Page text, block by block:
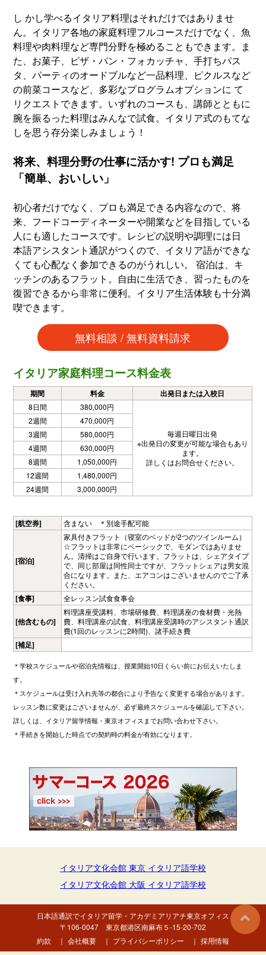
し かし学べるイタリア料理はそれだけではありませ
ん。イタリア各地の家庭料理フルコースだけでなく、魚
料理や肉料理など専門分野を極めることもできます。ま
た、お菓子、ピザ・パン・フォカッチャ、手打ちパス
タ、パーティのオードブルなど一品料理、ピクルスなど
の前菜コースなど、多彩なプログラムオプションに て
リクエストできます。いずれのコースも、講師とともに
腕を振るった料理はみんなで試食。イタリア式のもてな
しを思う存分楽しみましょう！
将来、料理分野の仕事に活かす! プロも満足
「簡単、おいしい」
初心者だけでなく、プロも満足できる内容なので、将
来、フードコーディネーターや開業などを目指している
人にも適したコースです。レシピの説明や調理には日
本語アシスタント通訳がつくので、イタリア語ができな
くても心配なく参加できるのがうれしい。 宿泊は、キ
ッチンのあるフラット。自由に生活でき、習ったものを
復習できるから非常に便利。イタリア生活体験も十分満
喫できます。
無料相談 / 無料資料請求
イタリア家庭料理コース料金表
期間 料金 出発日または入校日
8日間 380,000円
毎週日曜日出発
※出発日の変更が可能な場合もあり
ます。
詳しくはお問合せください。
2週間
470,000円
3週間
580,000円
4週間
630,000円
8週間
1,050,000円
12週間
1,480,000円
24週間
3,000,000円
[航空券] 含まない ＊別途手配可能
[宿泊]
家具付きフラット（寝室のベッドが2つのツインルーム）
☆フラットは非常にベーシックで、モダンではありませ
ん。清掃はご自身で行います。フラットは、シェアタイプ
で、同じ部屋は同性同士ですが、フラットシェアは男女混
合になります。また、エアコンはございませんのでご了承
ください。
[食事] 全レッスン試食食事会
[他含むもの]
料理講座受講料、市場研修費、料理講座の食材費・光熱
費、料理講座の試食、料理講座受講時のアシスタント通訳
費(1回のレッスンに2時間)、諸手続き費
[補足]
＊学校スケジュールや宿泊先情報は、授業開始10日くらい前にお伝えいたしま
す。
＊スケジュールは受け入れ先等の都合により予告なく変更する場合があります。
レッスン数に変更はございませんが、必ず最終スケジュールを確認して下さい。
詳しくは、イタリア留学情報・東京オフィスまでお問い合わせ下さい。
＊手続きを開始した時点での契約時の料金が有効になります。
イタリア文化会館 東京 イタリア語学校
イタリア文化会館 大阪 イタリア語学校
日本語通訳でイタリア留学・ アカデミアリアチ東京オフィス
〒106-0047 東京都港区南麻布５-15-20-702
約款 ｜ 会社概要 ｜ プライバシーポリシー ｜ 採用情報
© 2026 LADOVINA